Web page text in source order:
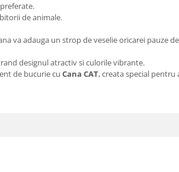
de animale.
va adauga un strop de veselie oricarei pauze
designul atractiv si culorile vibrante.
de bucurie cu Cana CAT, creata special pentru